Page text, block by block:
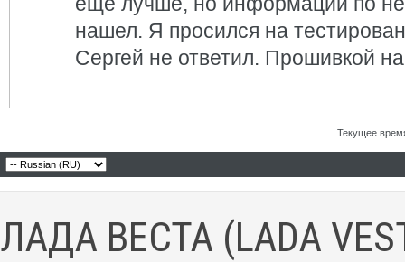
нашел. Я просился на
Сергей не ответил. Прошивкой
Текущее
ЛАДА ВЕСТА (LADA